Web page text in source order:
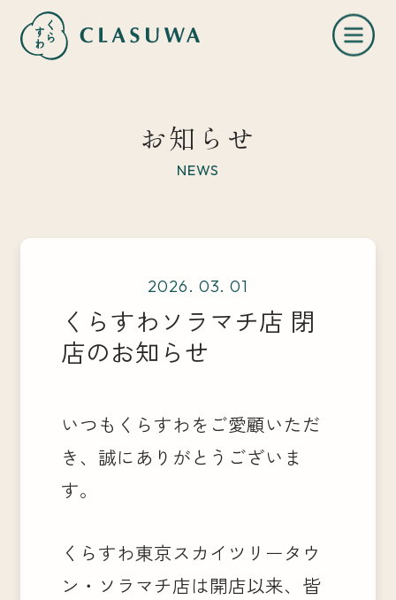
お知らせ
店舗一覧
お知らせ
NEWS
2026. 03. 01
くらすわソラマチ店 閉
店のお知らせ
いつもくらすわをご愛顧いただ
き、誠にありがとうございま
す。
くらすわ東京スカイツリータウ
ン・ソラマチ店は開店以来、皆